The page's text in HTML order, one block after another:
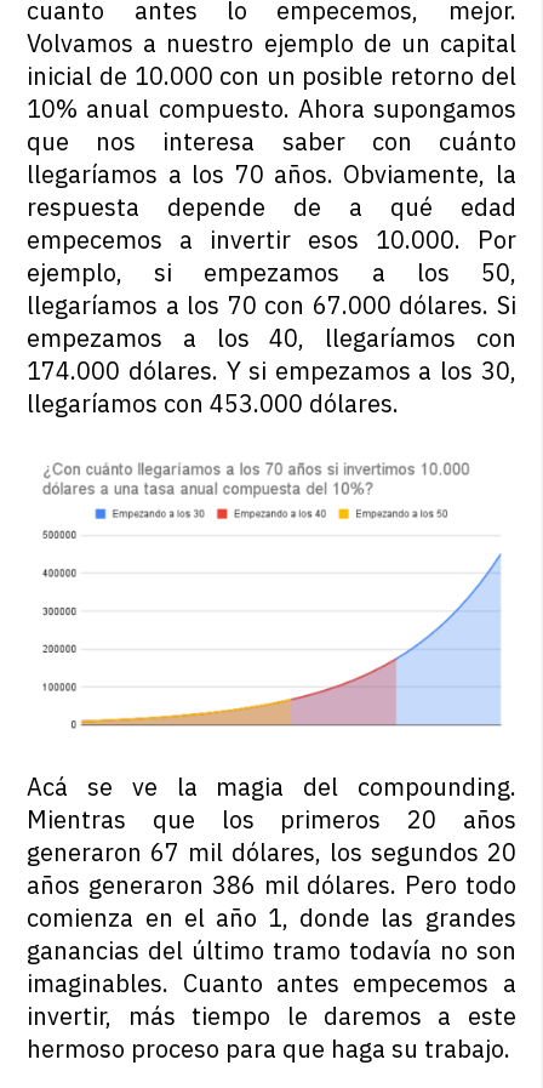
cuanto antes lo empecemos, mejor.
Volvamos a nuestro ejemplo de un capital
inicial de 10.000 con un posible retorno del
10% anual compuesto. Ahora supongamos
que nos interesa saber con cuánto
llegaríamos a los 70 años. Obviamente, la
respuesta depende de a qué edad
empecemos a invertir esos 10.000. Por
ejemplo, si empezamos a los 50,
llegaríamos a los 70 con 67.000 dólares. Si
empezamos a los 40, llegaríamos con
174.000 dólares. Y si empezamos a los 30,
llegaríamos con 453.000 dólares.
Acá se ve la magia del compounding.
Mientras que los primeros 20 años
generaron 67 mil dólares, los segundos 20
años generaron 386 mil dólares. Pero todo
comienza en el año 1, donde las grandes
ganancias del último tramo todavía no son
imaginables. Cuanto antes empecemos a
invertir, más tiempo le daremos a este
hermoso proceso para que haga su trabajo.